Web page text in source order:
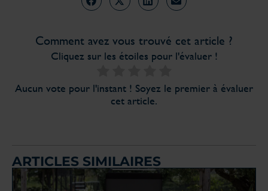
Comment avez vous trouvé cet article ?
Cliquez sur les étoiles pour l'évaluer !
Aucun vote pour l'instant ! Soyez le premier à évaluer
cet article.
ARTICLES SIMILAIRES